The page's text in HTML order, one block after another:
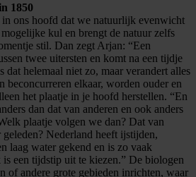
1850
in ons hoofd dat we natuurlijk evenwicht
kul en brengt de natuur zelfs
stil. Dan zegt Arjan: “Een
twee uitersten en komt na een tijdje
dat helemaal niet zo, maar verandert alles
beconcurreren elkaar, worden ouder en
het plaatje in je hoofd herstellen. “En
dan dat van anderen en ook anders
plaatje volgen we dan? Dat van
Nederland heeft ijstijden,
laag water gekend en is zo vaak
een tijdstip uit te kiezen.” De biologen
of andere grote gebieden inrichten, waar